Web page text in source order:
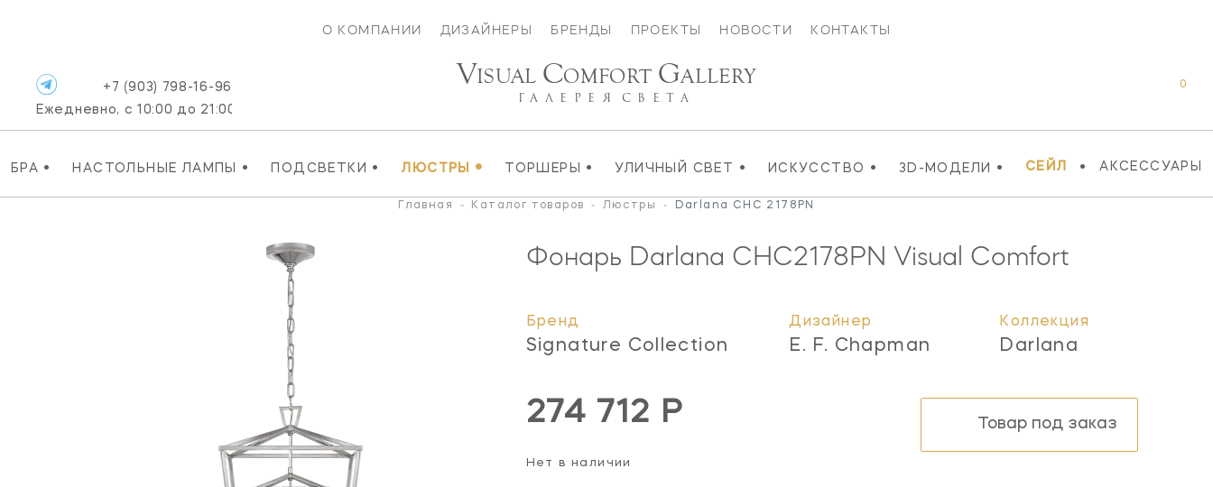
О КОМПАНИИ ДИЗАЙНЕРЫ БРЕНДЫ ПРОЕКТЫ НОВОСТИ КОНТАКТЫ
БРА • НАСТОЛЬНЫЕ ЛАМПЫ • ПОДСВЕТКИ • ЛЮСТРЫ • ТОРШЕРЫ • УЛИЧНЫЙ СВЕТ • ИСКУССТВО • 3D-МОДЕЛИ • СЕЙЛ • АКСЕССУАРЫ
+7 (903) 798-16-96
Ежедневно, с 10:00 до 21:00
0
VISUAL COMFORT GALLERY
ГАЛЕРЕЯ СВЕТА
Главная - Каталог товаров - Люстры - Darlana CHC 2178PN
Фонарь Darlana CHC2178PN Visual Comfort
Бренд
Signature Collection
Дизайнер
E. F. Chapman
Коллекция
Darlana
274 712 Р
Нет в наличии
Товар под заказ